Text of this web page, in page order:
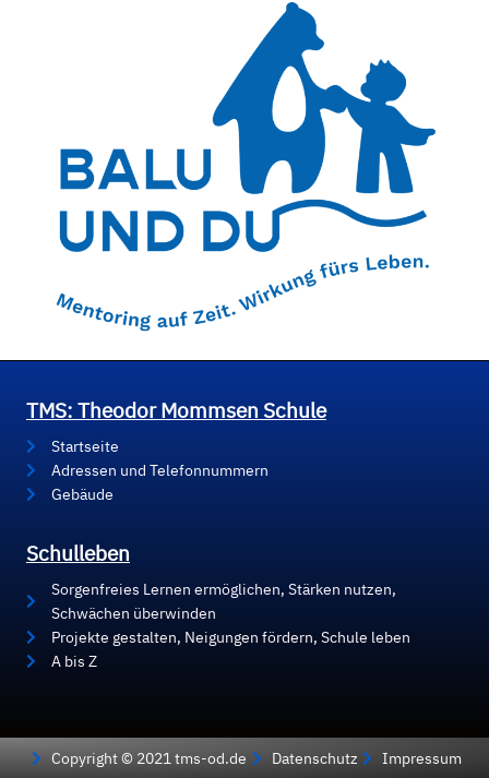
TMS: Theodor Mommsen Schule
Startseite
Adressen und Telefonnummern
Gebäude
Schulleben
Sorgenfreies Lernen ermöglichen, Stärken nutzen,
Schwächen überwinden
Projekte gestalten, Neigungen fördern, Schule leben
A bis Z
Copyright © 2021 tms-od.de Datenschutz Impressum